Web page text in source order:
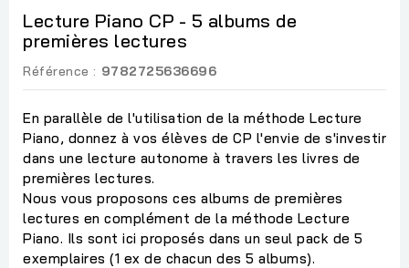
Lecture Piano CP - 5 albums de
premières lectures
Référence : 9782725636696
En parallèle de l'utilisation de la méthode Lecture
Piano, donnez à vos élèves de CP l'envie de s'investir
dans une lecture autonome à travers les livres de
premières lectures.
Nous vous proposons ces albums de premières
lectures en complément de la méthode Lecture
Piano. Ils sont ici proposés dans un seul pack de 5
exemplaires (1 ex de chacun des 5 albums).